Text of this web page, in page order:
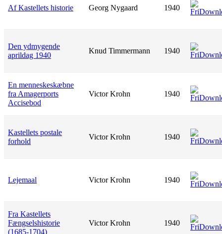
Af Kastellets historie Georg Nygaard 1940
Den ydmygende
aprildag 1940
Knud Timmermann 1940
En menneskeskæbne
fra Amagerports
Accisebod
Victor Krohn 1940
Kastellets postale
forhold
Victor Krohn 1940
Lejemaal Victor Krohn 1940
Fra Kastellets
Fængselshistorie
(1685-1704)
Victor Krohn 1940